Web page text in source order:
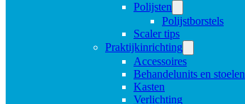
Polijsten
Polijstborstels
Scaler tips
Praktijkinrichting
Accessoires
Behandelunits en stoelen
Kasten
Verlichting